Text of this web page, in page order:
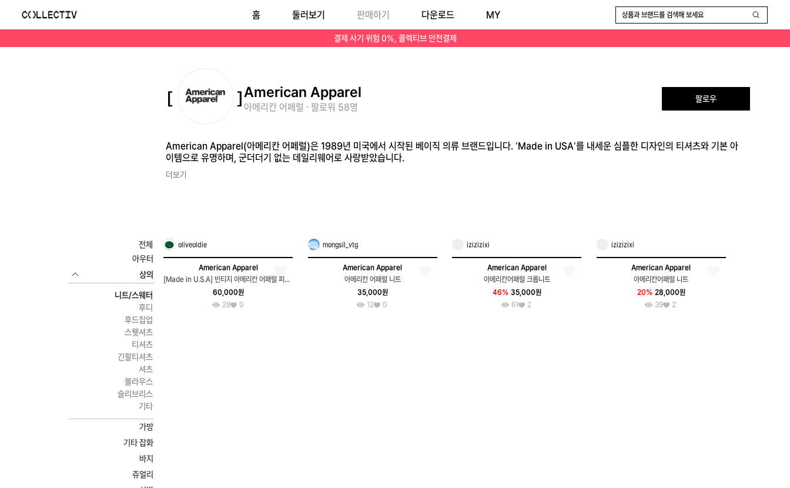
American Apparel(아메리칸 어페럴)은 1989년 미국에서 시작된 베이직 의류 브랜드입니다. 'Made in USA'를 내세운 심플한 디자인의 티셔츠와 기본 아이템으로 유명하며, 군더더기 없는 데일리웨어로 사랑받았습니다.
결제 사기 위험 0%, 콜렉티브 안전결제
홈 둘러보기 판매하기 다운로드 MY 상품과 브랜드를 검색해 보세요
American Apparel
아메리칸 어페럴 · 팔로워 58명
팔로우
American Apparel(아메리칸 어페럴)은 1989년 미국에서 시작된 베이직 의류 브랜드입니다. 'Made in USA'를 내세운 심플한 디자인의 티셔츠와 기본 아
이템으로 유명하며, 군더더기 없는 데일리웨어로 사랑받았습니다.
더보기
전체
아우터
상의
니트/스웨터
후디
후드집업
스웻셔츠
티셔츠
긴팔티셔츠
셔츠
블라우스
슬리브리스
기타
가방
기타 잡화
바지
쥬얼리
oliveoldie
American Apparel
[Made in U.S.A] 빈티지 아메리칸 어패럴 피셔맨 니트
60,000원
28
0
mongsil_vtg
American Apparel
아메리칸 어패럴 니트
35,000원
12
0
izizizixi
American Apparel
아메리칸어패럴 크롭니트
46% 35,000원
61
2
izizizixi
American Apparel
아메리칸어패럴 니트
20% 28,000원
39
2